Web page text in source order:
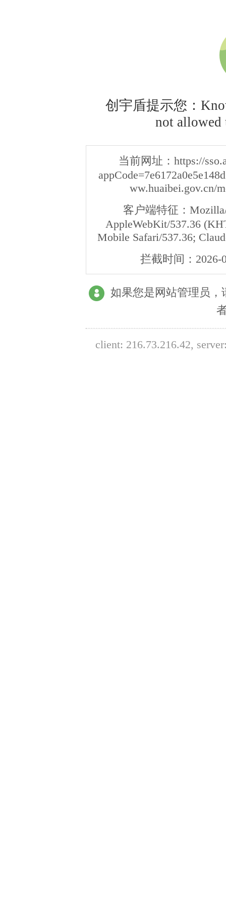
创宇盾提示您：
not
当前网址： https://
ww.huaibei.gov.cn/
客户端特征：
AppleWebKit/537.36
Mobile Safari/537.36;
拦截时间： 2026-
如果您是网站管理员
client: 216.73.216.42,